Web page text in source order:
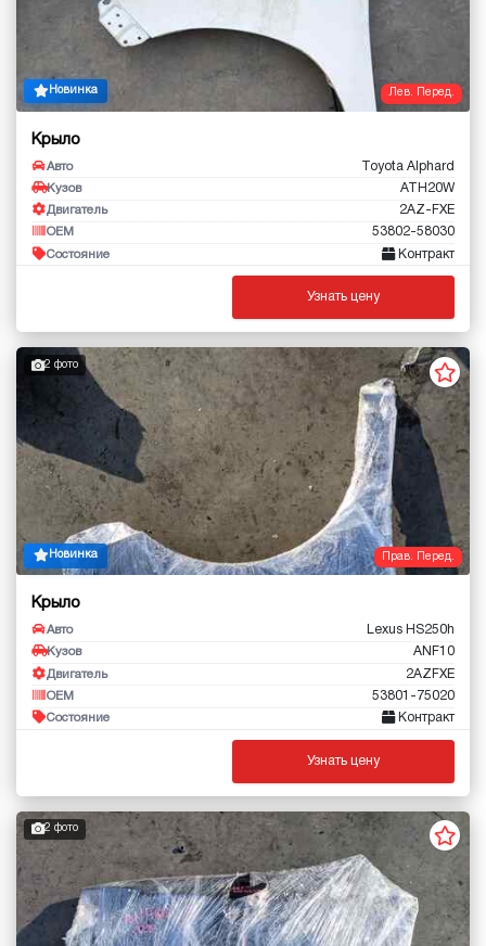
Лев. Перед.
Новинка
Крыло
Авто Toyota Alphard
Кузов ATH20W
Двигатель 2AZ-FXE
OEM 53802-58030
Состояние Контракт
Узнать цену
Прав. Перед.
2 фото
Новинка
Крыло
Авто Lexus HS250h
Кузов ANF10
Двигатель 2AZFXE
OEM 53801-75020
Состояние Контракт
Узнать цену
2 фото